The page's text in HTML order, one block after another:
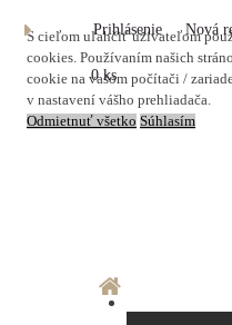
S cieľom uľahčiť užívateľom
cookies. Používaním našich
cookie na vašom počítači /
v nastavení vášho prehliadača.
Odmietnuť všetko Súhlasím
Prihlásenie Nová
0 ks